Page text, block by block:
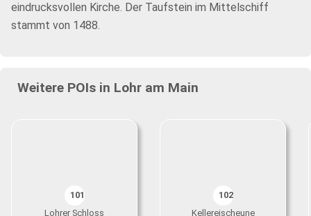
eindrucksvollen Kirche. Der Taufstein im Mittelschiff
stammt von 1488.
Weitere POIs in Lohr am Main
101
Lohrer Schloss
102
Kellereischeune